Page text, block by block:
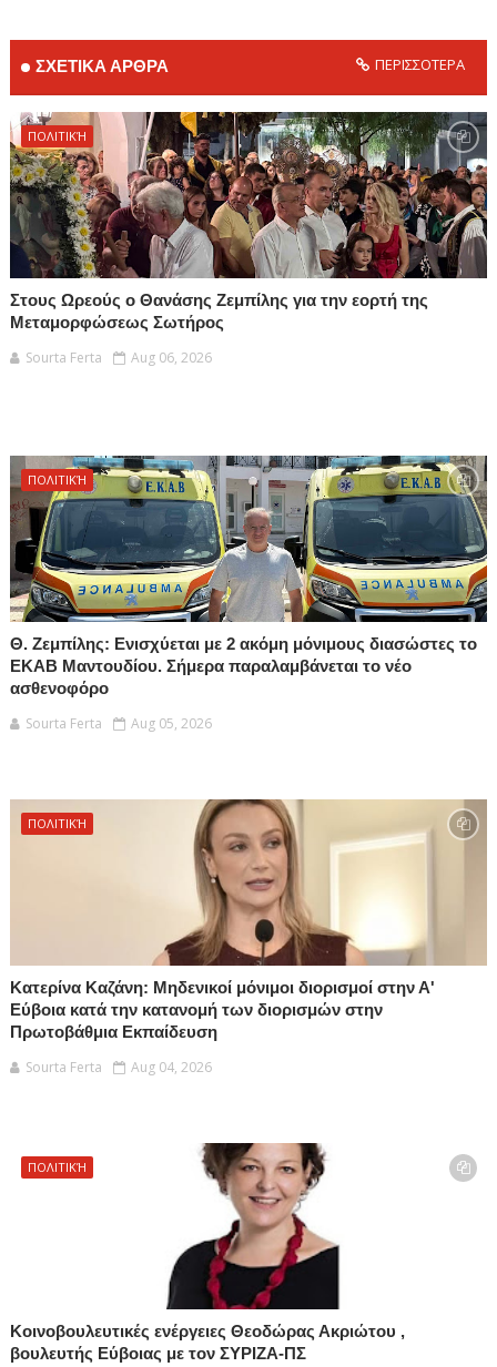
ΣΧΕΤΙΚΑ ΑΡΘΡΑ ΠΕΡΙΣΣΟΤΕΡΑ
ΠΟΛΙΤΙΚΉ
Στους Ωρεούς ο Θανάσης Ζεμπίλης για την εορτή της
Μεταμορφώσεως Σωτήρος
Sourta Ferta
Aug 06, 2026
ΠΟΛΙΤΙΚΉ
Θ. Ζεμπίλης: Ενισχύεται με 2 ακόμη μόνιμους διασώστες το
ΕΚΑΒ Μαντουδίου. Σήμερα παραλαμβάνεται το νέο
ασθενοφόρο
Sourta Ferta
Aug 05, 2026
ΠΟΛΙΤΙΚΉ
Κατερίνα Καζάνη: Μηδενικοί μόνιμοι διορισμοί στην Α'
Εύβοια κατά την κατανομή των διορισμών στην
Πρωτοβάθμια Εκπαίδευση
Sourta Ferta
Aug 04, 2026
ΠΟΛΙΤΙΚΉ
Κοινοβουλευτικές ενέργειες Θεοδώρας Ακριώτου ,
βουλευτής Εύβοιας με τον ΣΥΡΙΖΑ-ΠΣ